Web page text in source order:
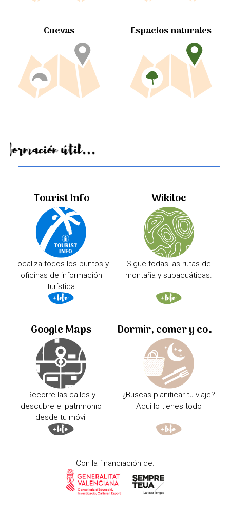
Cuevas Espacios naturales
Información útil...
Tourist Info
Localiza todos los puntos y
oficinas de información
turística
Wikiloc
Sigue todas las rutas de
montaña y subacuáticas.
Google Maps
Recorre las calles y
descubre el patrimonio
desde tu móvil
Dormir, comer y comprar
¿Buscas planificar tu viaje?
Aquí lo tienes todo
Con la financiación de: